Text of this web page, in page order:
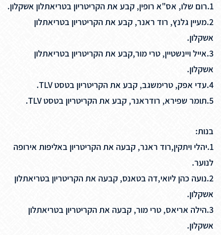
1.רום שלו, אס"א רופין, קבע את הקריטריון בטריאתלון אשקלון.
2.מעיין גלנץ, רוד ראנר, קבע את הקריטריון בטריאתלון
אשקלון.
3.אייל ויינשטיין, טרי מור,קבע את הקריטריון בטריאתלון
אשקלון.
4.עדי אפק, טרימשגב, קבע את הקריטריון בטסט TLV.
5.תומר שפירא, רודראנר, קבע את הקריטריון בטסט TLV.
בנות:
1.יהלי ויתקין,רוד ראנר, קבעה את הקריטריון באליפות אירופה
לנוער.
2.נועה כהן ליואי,דה בטאנס, קבעה את הקריטריון בטריאתלון
אשקלון.
3.הילה אריאס, טרי מור, קבעה את הקריטריון בטריאתלון
אשקלון.